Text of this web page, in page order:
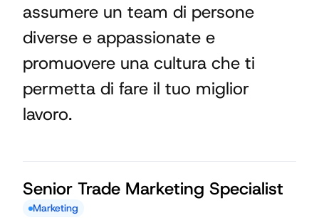
assumere un team di persone
diverse e appassionate e
promuovere una cultura che ti
permetta di fare il tuo miglior
lavoro.
Senior Trade Marketing Specialist
Marketing